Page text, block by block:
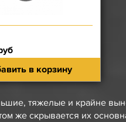
в корзину
тяжелые и крайне
же скрывается их